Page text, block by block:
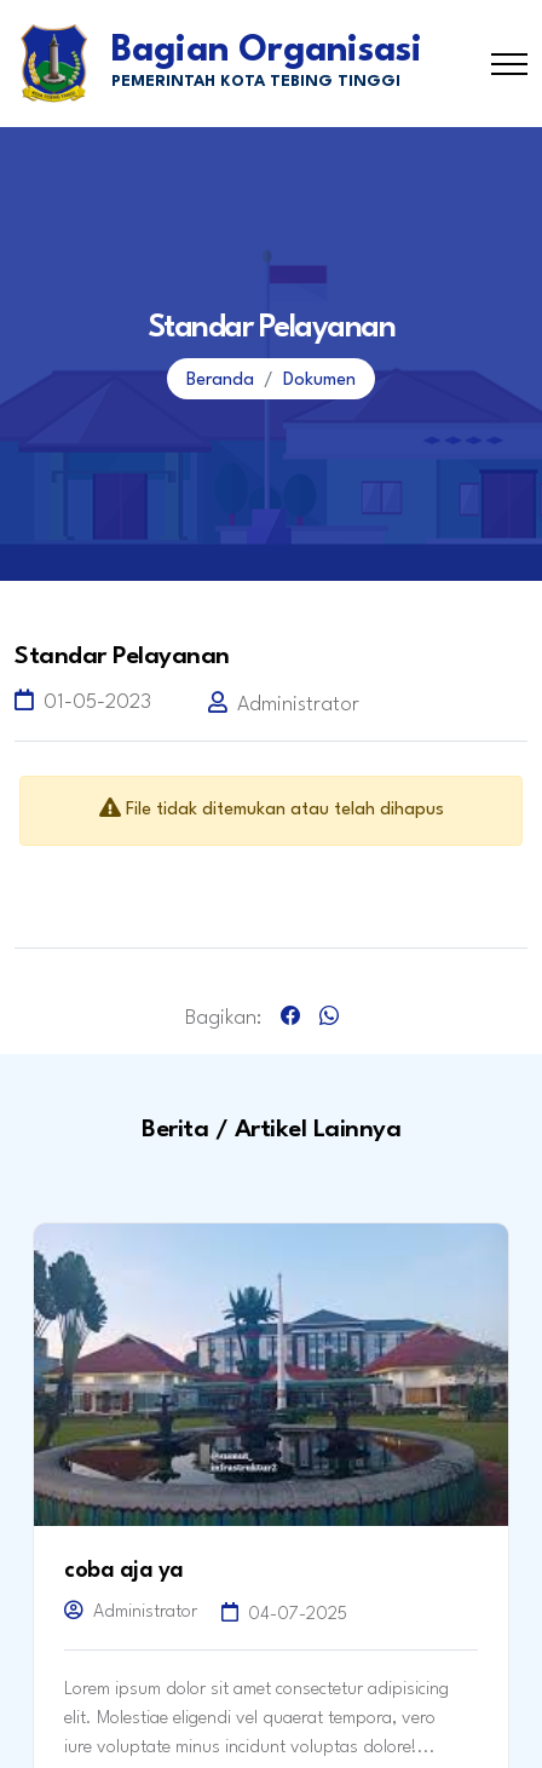
Bagian Organisasi
PEMERINTAH KOTA TEBING TINGGI
Standar Pelayanan
Beranda Dokumen
Standar Pelayanan
01-05-2023 Administrator
File tidak ditemukan atau telah dihapus
Bagikan:
Berita / Artikel Lainnya
coba aja ya
Administrator 04-07-2025
Lorem ipsum dolor sit amet consectetur adipisicing
elit. Molestiae eligendi vel quaerat tempora, vero
iure voluptate minus incidunt voluptas dolore!...